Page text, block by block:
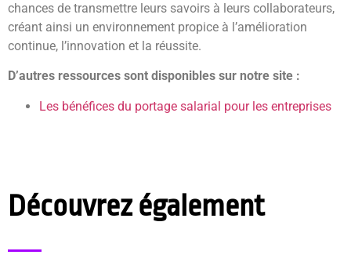
chances de transmettre leurs savoirs à leurs collaborateurs,
créant ainsi un environnement propice à l’amélioration
continue, l’innovation et la réussite.
D’autres ressources sont disponibles sur notre site :
Les bénéfices du portage salarial pour les entreprises
Découvrez également